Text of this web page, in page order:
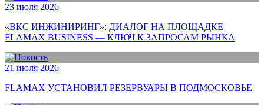
23 июля 2026
«ВКС ИНЖИНИРИНГ»: ДИАЛОГ НА ПЛОЩАДКЕ
FLAMAX BUSINESS — КЛЮЧ К ЗАПРОСАМ РЫНКА
21 июля 2026
FLAMAX УСТАНОВИЛ РЕЗЕРВУАРЫ В ПОДМОСКОВЬЕ